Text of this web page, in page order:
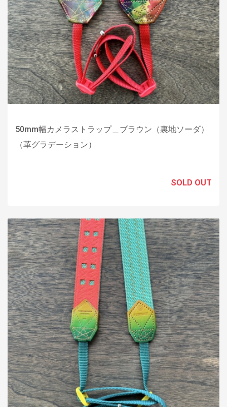
50mm幅カメラストラップ＿ブラウン（裏地ソーダ）
（革グラデーション）
SOLD OUT